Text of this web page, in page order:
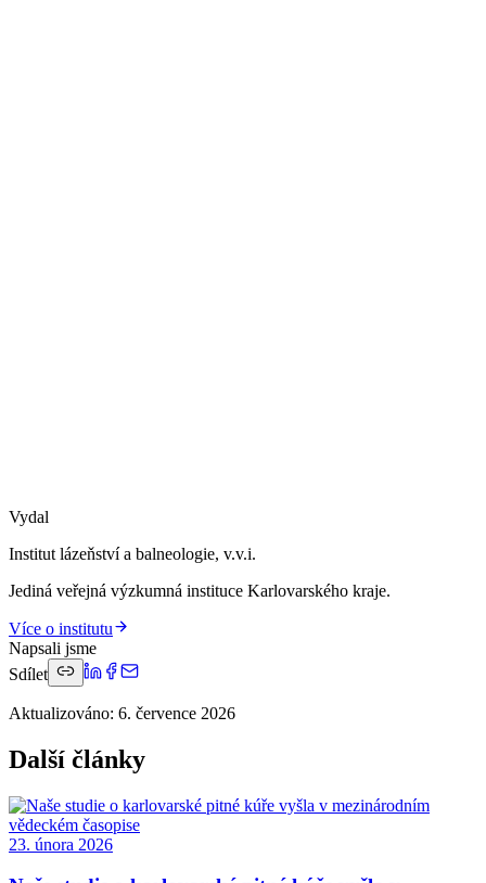
Vydal
Institut lázeňství a balneologie, v.v.i.
Jediná veřejná výzkumná instituce Karlovarského kraje.
Více o institutu
Napsali jsme
Sdílet
Aktualizováno: 6. července 2026
Další články
23. února 2026